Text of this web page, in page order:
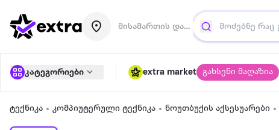
მისამართის დამატება
კატეგორიები extra market გახსენი მაღაზია
ტექნიკა კომპიუტერული ტექნიკა ნოუთბუქის აქსესუარები